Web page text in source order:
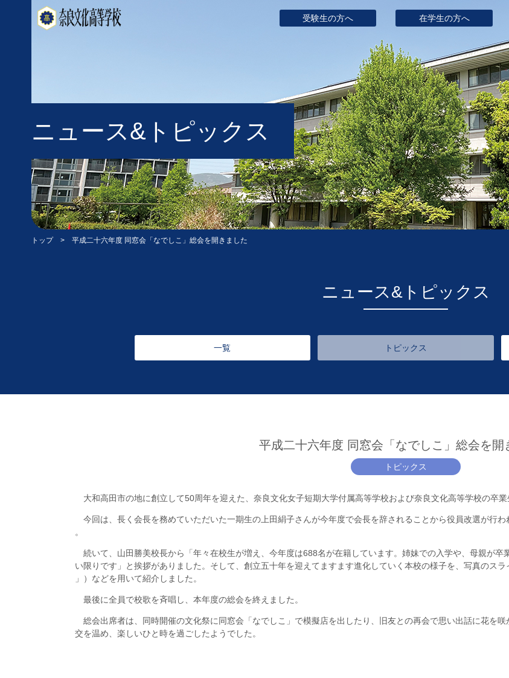
受験生の方へ 在学生の方へ
ニュース&トピックス
トップ> 平成二十六年度 同窓会「なでしこ」総会を開きました
ニュース&トピックス
一覧 トピックス
平成二十六年度 同窓会「なでしこ」総会を開
トピックス
大和高田市の地に創立して50周年を迎えた、奈良文化女子短期大学付属高等学校および奈良文化高等学校の卒
今回は、長く会長を務めていただいた一期生の上田絹子さんが今年度で会長を辞されることから役員改選が行
。
続いて、山田勝美校長から「年々在校生が増え、今年度は688名が在籍しています。姉妹での入学や、母親が卒
い限りです」と挨拶がありました。そして、創立五十年を迎えてますます進化していく本校の様子を、写真のス
」）などを用いて紹介しました。
最後に全員で校歌を斉唱し、本年度の総会を終えました。
総会出席者は、同時開催の文化祭に同窓会「なでしこ」で模擬店を出したり、旧友との再会で思い出話に花を
交を温め、楽しいひと時を過ごしたようでした。